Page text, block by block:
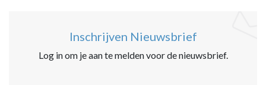
Inschrijven Nieuwsbrief
Log in om je aan te melden voor de nieuwsbrief.